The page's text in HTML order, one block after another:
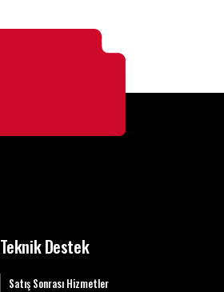
Teknik Destek
Satış Sonrası Hizmetler